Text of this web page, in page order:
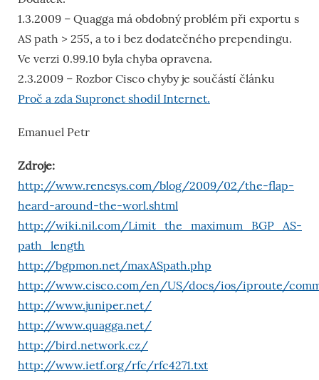
1.3.2009 – Quagga má obdobný problém při exportu s
AS path > 255, a to i bez dodatečného prependingu.
Ve verzi 0.99.10 byla chyba opravena.
2.3.2009 – Rozbor Cisco chyby je součástí článku
Proč a zda Supronet shodil Internet.
Emanuel Petr
Zdroje:
http://www.renesys.com/blog/2009/02/the-flap-
heard-around-the-worl.shtml
http://wiki.nil.com/Limit_the_maximum_BGP_AS-
path_length
http://bgpmon.net/maxASpath.php
http://www.cisco.com/en/US/docs/ios/iproute/
http://www.juniper.net/
http://www.quagga.net/
http://bird.network.cz/
http://www.ietf.org/rfc/rfc4271.txt